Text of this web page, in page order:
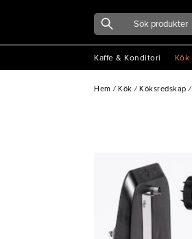
Kaffe & Konditori Kök
Hem / Kök / Köksredskap /